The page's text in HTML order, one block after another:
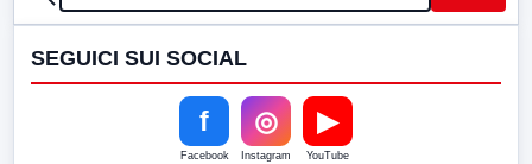
SEGUICI SUI SOCIAL
f
Facebook
◎
Instagram
▶
YouTube